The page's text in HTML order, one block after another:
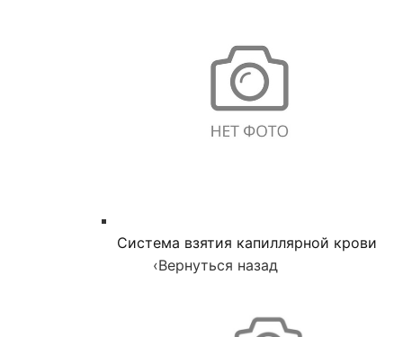
Система взятия капиллярной крови
‹Вернуться назад